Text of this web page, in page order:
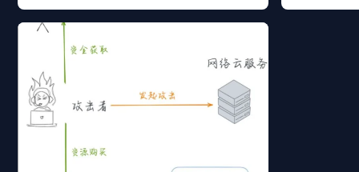
是伪造的请求或无用的数据包，以使其无法处理正常
的请求。这种攻击通常会占用目标服务器的所有可用
带宽和资源，导致其无法处理…
数据包。这种